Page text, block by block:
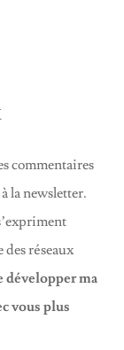
commentaires
la newsletter.
réseaux
développer ma
vous plus